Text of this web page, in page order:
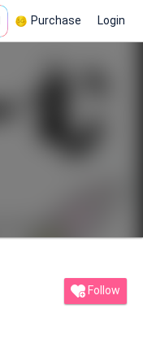
Purchase Login
Follow